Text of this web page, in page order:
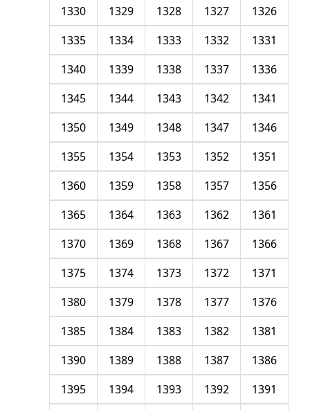
1326
1327
1328
1329
1330
1331
1332
1333
1334
1335
1336
1337
1338
1339
1340
1341
1342
1343
1344
1345
1346
1347
1348
1349
1350
1351
1352
1353
1354
1355
1356
1357
1358
1359
1360
1361
1362
1363
1364
1365
1366
1367
1368
1369
1370
1371
1372
1373
1374
1375
1376
1377
1378
1379
1380
1381
1382
1383
1384
1385
1386
1387
1388
1389
1390
1391
1392
1393
1394
1395